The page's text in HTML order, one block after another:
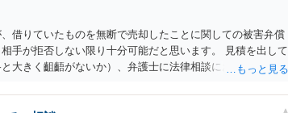
借りていたものを無断で売却したことに関しての被害弁償
手が拒否しない限り十分可能だと思います。 見積を出して
大きく齟齬がないか）、弁護士に法律相談において助言を